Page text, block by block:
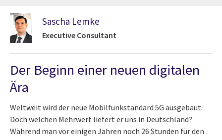
Sascha Lemke
Executive Consultant
Der Beginn einer neuen digitalen
Ära
Weltweit wird der neue Mobilfunkstandard 5G ausgebaut.
Doch welchen Mehrwert liefert er uns in Deutschland?
Während man vor einigen Jahren noch 26 Stunden für den